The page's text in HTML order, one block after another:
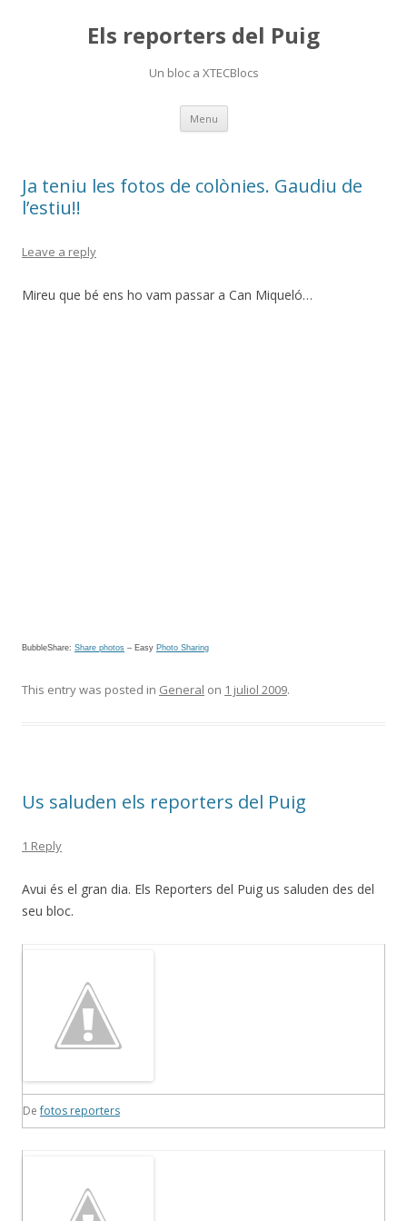
Els reporters del Puig
Un bloc a XTECBlocs
Menu Skip
content
Ja teniu les fotos de colònies. Gaudiu de
l’estiu!!
Leave a reply
Mireu que bé ens ho vam passar a Can Miqueló…
BubbleShare: Share photos – Easy Photo Sharing
This entry was posted in General on 1 juliol 2009.
Us saluden els reporters del Puig
1 Reply
Avui és el gran dia. Els Reporters del Puig us saluden des del
seu bloc.
Defotos reporters